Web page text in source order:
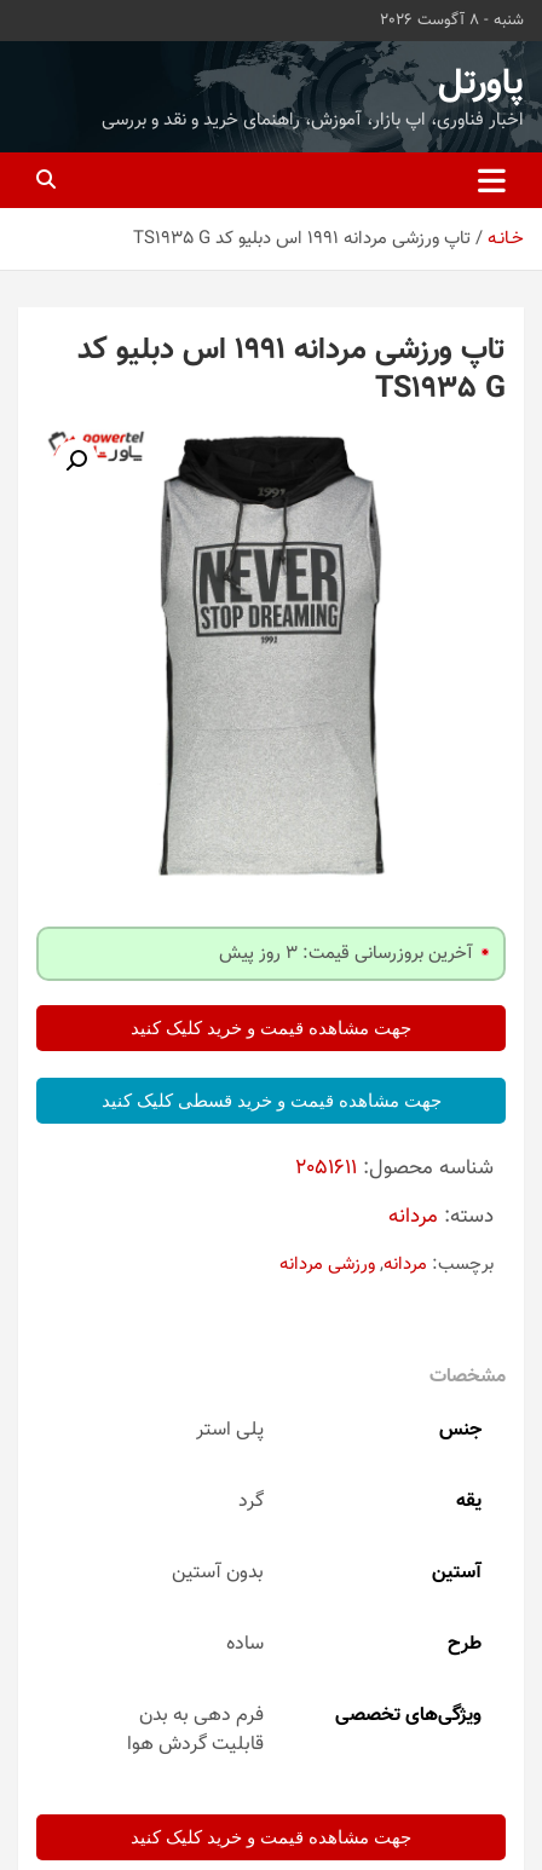
محتوا
بروید
شنبه - 8 آگوست 2026
پاورتل
اخبار فناوری، اپ بازار، آموزش، راهنمای خرید و نقد و بررسی
خـانـه تاپ ورزشی مردانه 1991 اس دبلیو کد TS1935 G
تاپ ورزشی مردانه 1991 اس دبلیو کد
TS1935 G
آخرین بروزرسانی قیمت: 3 روز پیش
جهت مشاهده قیمت و خرید کلیک کنید
جهت مشاهده قیمت و خرید قسطی کلیک کنید
شناسه محصول: 2051611
دسته: مردانه
برچسب: مردانه,ورزشی مردانه
مشخصات
جنس
پلی استر
یقه گرد
آستین بدون آستین
طرح ساده
ویژگی‌های تخصصی
فرم دهی به بدن
قابلیت گردش هوا
جهت مشاهده قیمت و خرید کلیک کنید